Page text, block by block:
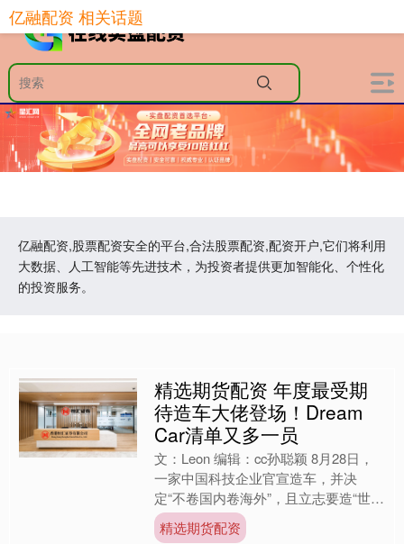
亿融配资,股票配资安全的平台,合法股票配资,配资开户,它们将利用
大数据、人工智能等先进技术，为投资者提供更加智能化、个性化
的投资服务。
亿融配资 相关话题
精选期货配资 年度最受期
待造车大佬登场！Dream
Car清单又多一员
文：Leon 编辑：cc孙聪颖 8月28日，
一家中国科技企业官宣造车，并决
定“不卷国内卷海外”，且立志要造“世界
上最快的车”，引爆了关注和讨论，它
就是追觅科技。....
精选期货配资